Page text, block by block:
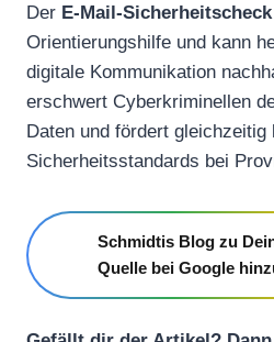
Der E-Mail-Sicherheitscheck
Orientierungshilfe und kann
digitale Kommunikation
erschwert Cyberkriminellen
Daten und fördert gleichzeitig
Sicherheitsstandards bei
Schmidtis Blog zu
Quelle bei Google